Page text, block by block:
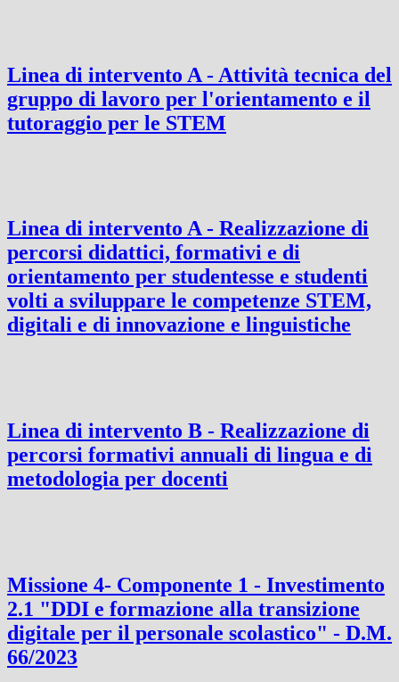
Linea di intervento A - Attività tecnica del
gruppo di lavoro per l'orientamento e il
tutoraggio per le STEM
Linea di intervento A - Realizzazione di
percorsi didattici, formativi e di
orientamento per studentesse e studenti
volti a sviluppare le competenze STEM,
digitali e di innovazione e linguistiche
Linea di intervento B - Realizzazione di
percorsi formativi annuali di lingua e di
metodologia per docenti
Missione 4- Componente 1 - Investimento
2.1 "DDI e formazione alla transizione
digitale per il personale scolastico" - D.M.
66/2023